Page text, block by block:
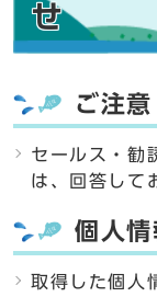
せ
ご注意
セールス・勧
は、回答して
個人
取得した個人